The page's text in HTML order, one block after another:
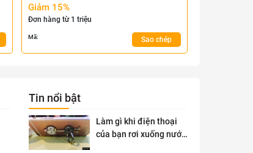
Giảm 15%
Đơn hàng từ 1 triệu
Mã: Sao chép
Tin nổi bật
Làm gì khi điện thoại
của bạn rơi xuống nước